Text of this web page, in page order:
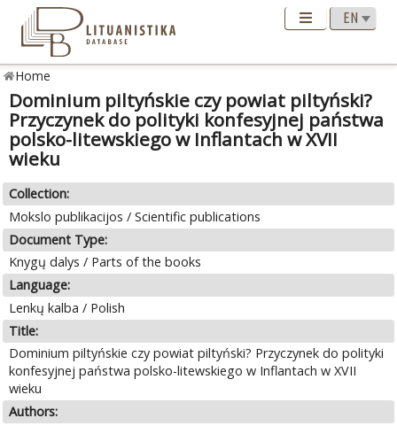
Home
Dominium piltyńskie czy powiat piltyński?
Przyczynek do polityki konfesyjnej państwa
polsko-litewskiego w Inflantach w XVII
wieku
Collection:
Mokslo publikacijos / Scientific publications
Document Type:
Knygų dalys / Parts of the books
Language:
Lenkų kalba / Polish
Title:
Dominium piltyńskie czy powiat piltyński? Przyczynek do polityki
konfesyjnej państwa polsko-litewskiego w Inflantach w XVII
wieku
Authors: